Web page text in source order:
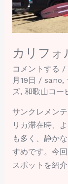
カリフ
コメントする /
月19日 / sano,
ズ, 和歌山コー
サンクレメン
リカ滞在時、
も多く、静か
すめです。今
スポットを紹
ア
ト
リ
ッ
プ
⑦